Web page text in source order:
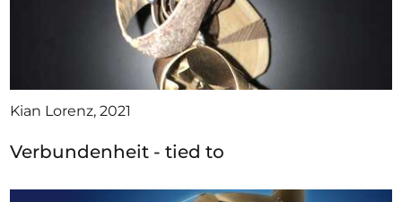
Kian Lorenz, 2021
Verbundenheit - tied to